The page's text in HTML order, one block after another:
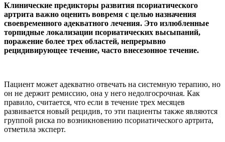
Клинические предикторы развития псориатического
артрита важно оценить вовремя с целью назначения
своевременного адекватного лечения. Это излюбленные
торпидные локализации псориатических высыпаний,
поражение более трех областей, непрерывно
рецидивирующее течение, часто внесезонное течение.
Пациент может адекватно отвечать на системную терапию, но
он не держит ремиссию, она у него недолгосрочная. Как
правило, считается, что если в течение трех месяцев
развивается новый рецидив, то эти пациенты также являются
группой риска по возникновению псориатического артрита,
отметила эксперт.